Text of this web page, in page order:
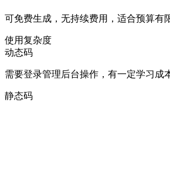
可免费生成，无持续费用，适合预算有
使用复杂度
动态码
需要登录管理后台操作，有一定学习成
静态码